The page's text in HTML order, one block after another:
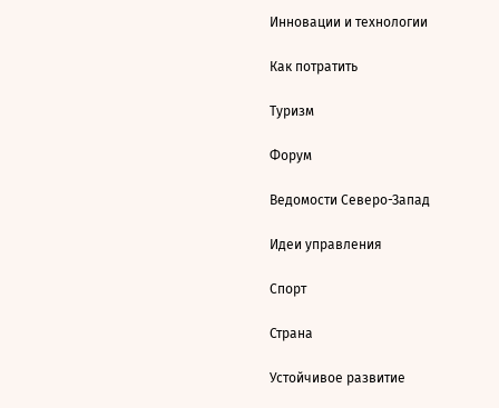
Инновации и технологии
Как потратить
Туризм
Форум
Ведомости Северо-Запад
Идеи управления
Спорт
Страна
Устойчивое развитие